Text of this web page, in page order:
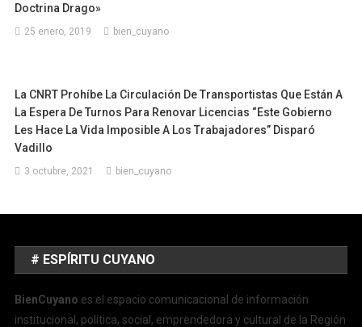
Doctrina Drago»
25 enero, 2019 bien_cuyano
La CNRT Prohíbe La Circulación De Transportistas Que Están A
La Espera De Turnos Para Renovar Licencias “Este Gobierno
Les Hace La Vida Imposible A Los Trabajadores” Disparó
Vadillo
3 octubre, 2021 bien_cuyano
# ESPÍRITU CUYANO
BienCuyano es el espacio comunicacional de información
institucional, política, social, emprendedora y cultural de la Región